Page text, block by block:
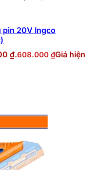
pin 20V Ingco
₫.608.000 ₫Giá hiện